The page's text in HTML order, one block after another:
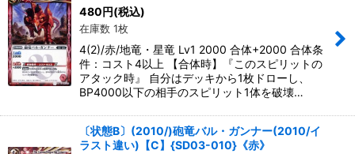
480 円(税込)
在庫数 1枚
4(2)/赤/地竜・星竜 Lv1 2000 合体+2000 合体条
件：コスト4以上 【合体時】『このスピリットの
アタック時』 自分はデッキから1枚ドローし、
BP4000以下の相手のスピリット1体を破壊…
〔状態B〕(2010/)砲竜バル・ガンナー(2010/イ
ラスト違い)【C】{SD03-010}《赤》